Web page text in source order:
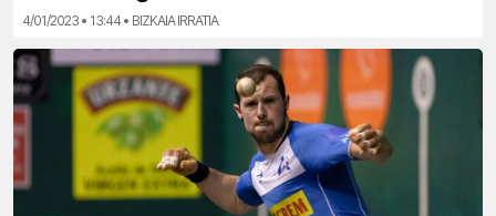
4/01/2023 • 13:44 • BIZKAIA IRRATIA